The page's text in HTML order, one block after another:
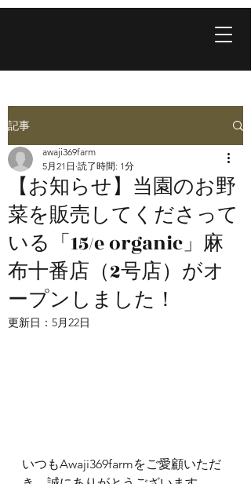
記事
【お知らせ】当園のお野
菜を販売してくださって
いる「15/e organic」麻
布十番店（2号店）がオ
ープンしました！
awaji369farm
5月21日 読了時間: 1分
更新日： 5月22日
いつもAwaji369farmをご愛顧いただ